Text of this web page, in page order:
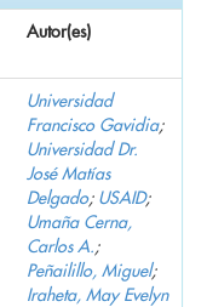
Autor(es)
Universidad
Francisco Gavidia;
Universidad Dr.
José Matías
Delgado; USAID;
Umaña Cerna,
Carlos A.;
Peñailillo, Miguel;
Iraheta, May Evelyn